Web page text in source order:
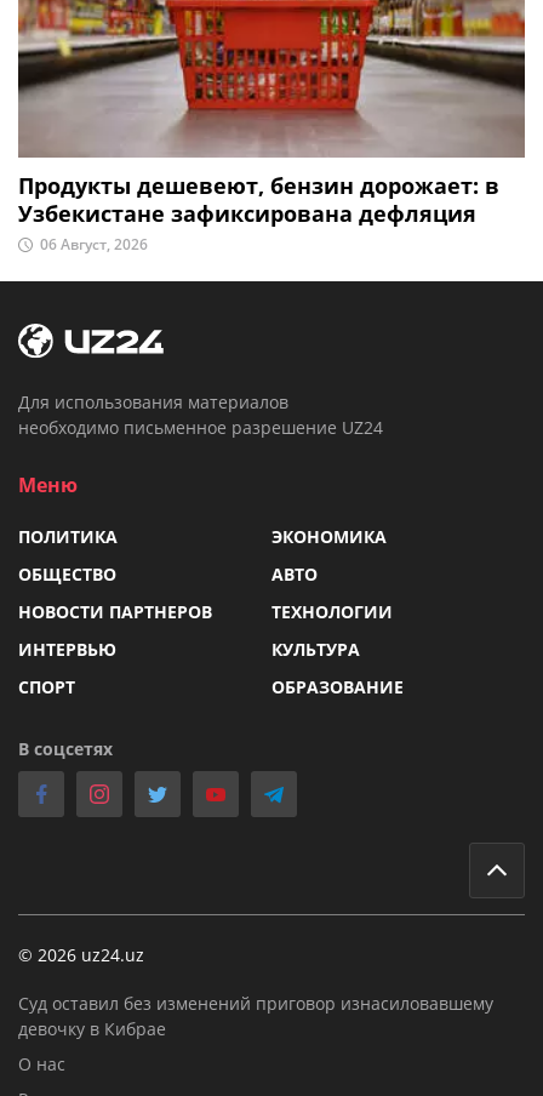
Продукты дешевеют, бензин дорожает: в
Узбекистане зафиксирована дефляция
06 Август, 2026
Для использования материалов
необходимо письменное разрешение UZ24
Меню
ПОЛИТИКА
ЭКОНОМИКА
ОБЩЕСТВО
АВТО
НОВОСТИ ПАРТНЕРОВ
ТЕХНОЛОГИИ
ИНТЕРВЬЮ
КУЛЬТУРА
СПОРТ
ОБРАЗОВАНИЕ
В соцсетях
© 2026 uz24.uz
Суд оставил без изменений приговор изнасиловавшему
девочку в Кибрае
О нас